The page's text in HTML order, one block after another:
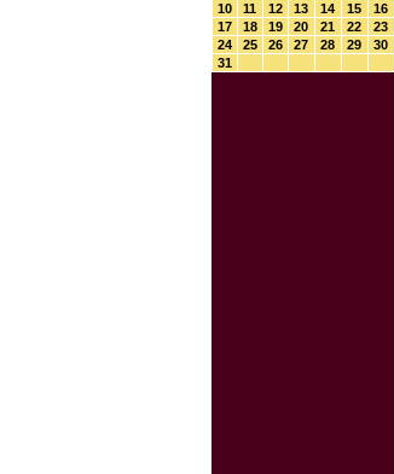
10
11 12 13 14 15
16
17
18 19 20 21 22
23
24
25 26 27 28 29
30
31